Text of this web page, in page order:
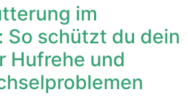
im
So schützt du dein
Hufrehe und